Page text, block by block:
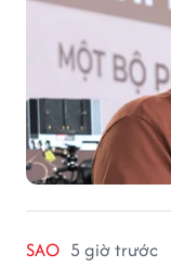
SAO 5 giờ trước